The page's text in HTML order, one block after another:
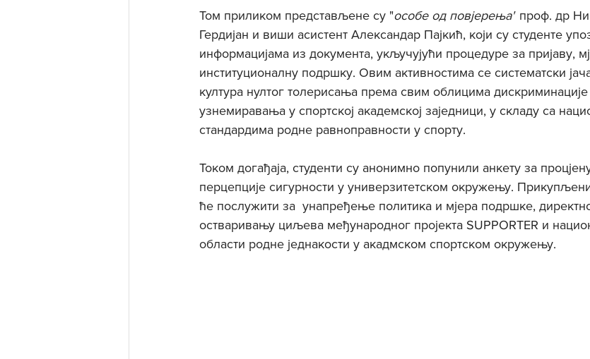
Том приликом представљене су "особе од повјерења" проф. др
Гердијан и виши асистент Александар Пајкић, који су студенте
информацијама из документа, укључујући процедуре за пријаву,
институционалну подршку. Овим активностима се систематски
култура нултог толерисања према свим облицима
узнемиравања у спортској академској заједници, у складу са
стандардима родне равноправности у спорту.
Током догађаја, студенти су анонимно попунили анкету за
перцепције сигурности у универзитетском окружењу.
ће послужити за  унапређење политика и мјера подршке,
остваривању циљева међународног пројекта SUPPORTER и
области родне једнакости у акадмском спортском окружењу.